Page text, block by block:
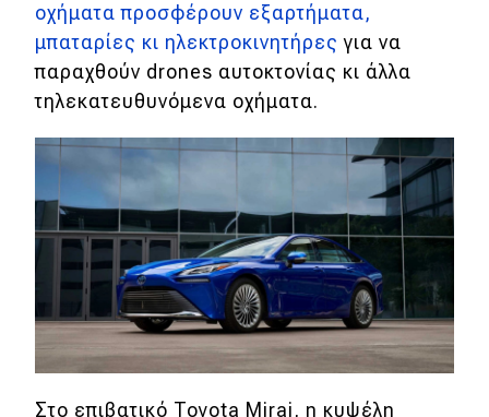
οχήματα προσφέρουν εξαρτήματα,
μπαταρίες κι ηλεκτροκινητήρες για να
παραχθούν drones αυτοκτονίας κι άλλα
τηλεκατευθυνόμενα οχήματα.
Στο επιβατικό Toyota Mirai, η κυψέλη